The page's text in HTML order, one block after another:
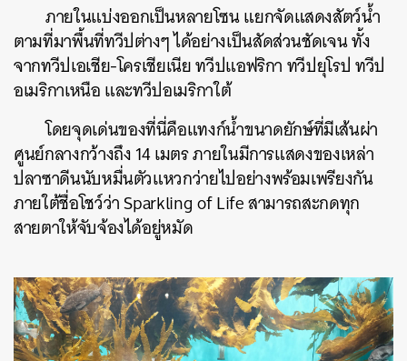
ภายในแบ่งออกเป็นหลายโซน แยกจัดแสดงสัตว์น้ำ
ตามที่มาพื้นที่ทวีปต่างๆ ได้อย่างเป็นสัดส่วนชัดเจน ทั้ง
จากทวีปเอเชีย-โครเชียเนีย ทวีปแอฟริกา ทวีปยุโรป ทวีป
อเมริกาเหนือ และทวีปอเมริกาใต้
โดยจุดเด่นของที่นี่คือแทงก์น้ำขนาดยักษ์ที่มีเส้นผ่า
ศูนย์กลางกว้างถึง 14 เมตร ภายในมีการแสดงของเหล่า
ปลาซาดีนนับหมื่นตัวแหวกว่ายไปอย่างพร้อมเพรียงกัน
ภายใต้ชื่อโชว์ว่า Sparkling of Life สามารถสะกดทุก
สายตาให้จับจ้องได้อยู่หมัด
ค้นหา
SHARE TWEET LINE EMAIL